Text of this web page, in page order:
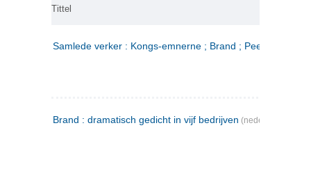
Tittel
Samlede verker : Kongs-emnerne ; Brand ; Peer Gynt. 2
Brand : dramatisch gedicht in vijf bedrijven (nederlandsk)